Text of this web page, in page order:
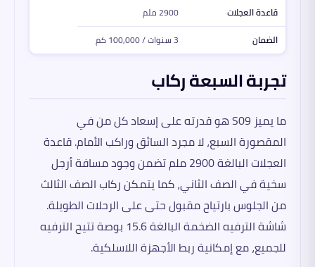
قاعدة العجلات
2900 ملم
الضمان
3 سنوات / 100,000 كم
تجربة السبعة ركاب
ما يميز S09 هو قدرته على إسعاد كل من في
المقصورة السبع، لا مجرد السائق وراكب الأمام. قاعدة
العجلات البالغة 2900 ملم تضمن وجود مسافة أرجل
سخية في الصف الثاني، كما يتمكن ركاب الصف الثالث
من الجلوس بارتياح مقبول حتى على الرحلات الطويلة.
شاشة الترفيه الضخمة البالغة 15.6 بوصة تتيح الترفيه
للجميع، مع إمكانية ربط الأجهزة اللاسلكية.